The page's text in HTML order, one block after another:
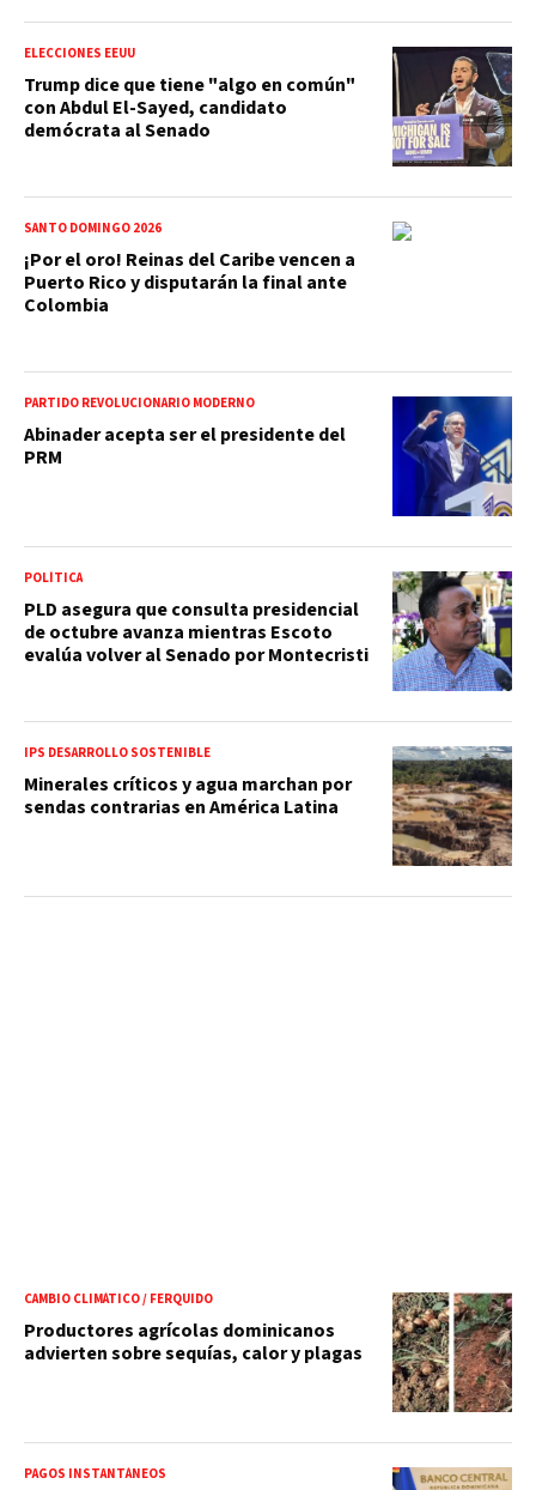
ELECCIONES EEUU
Trump dice que tiene "algo en común"
con Abdul El-Sayed, candidato
demócrata al Senado
SANTO DOMINGO 2026
¡Por el oro! Reinas del Caribe vencen a
Puerto Rico y disputarán la final ante
Colombia
PARTIDO REVOLUCIONARIO MODERNO
Abinader acepta ser el presidente del
PRM
POLÍTICA
PLD asegura que consulta presidencial
de octubre avanza mientras Escoto
evalúa volver al Senado por Montecristi
IPS DESARROLLO SOSTENIBLE
Minerales críticos y agua marchan por
sendas contrarias en América Latina
CAMBIO CLIMÁTICO / FERQUIDO
Productores agrícolas dominicanos
advierten sobre sequías, calor y plagas
PAGOS INSTANTÁNEOS